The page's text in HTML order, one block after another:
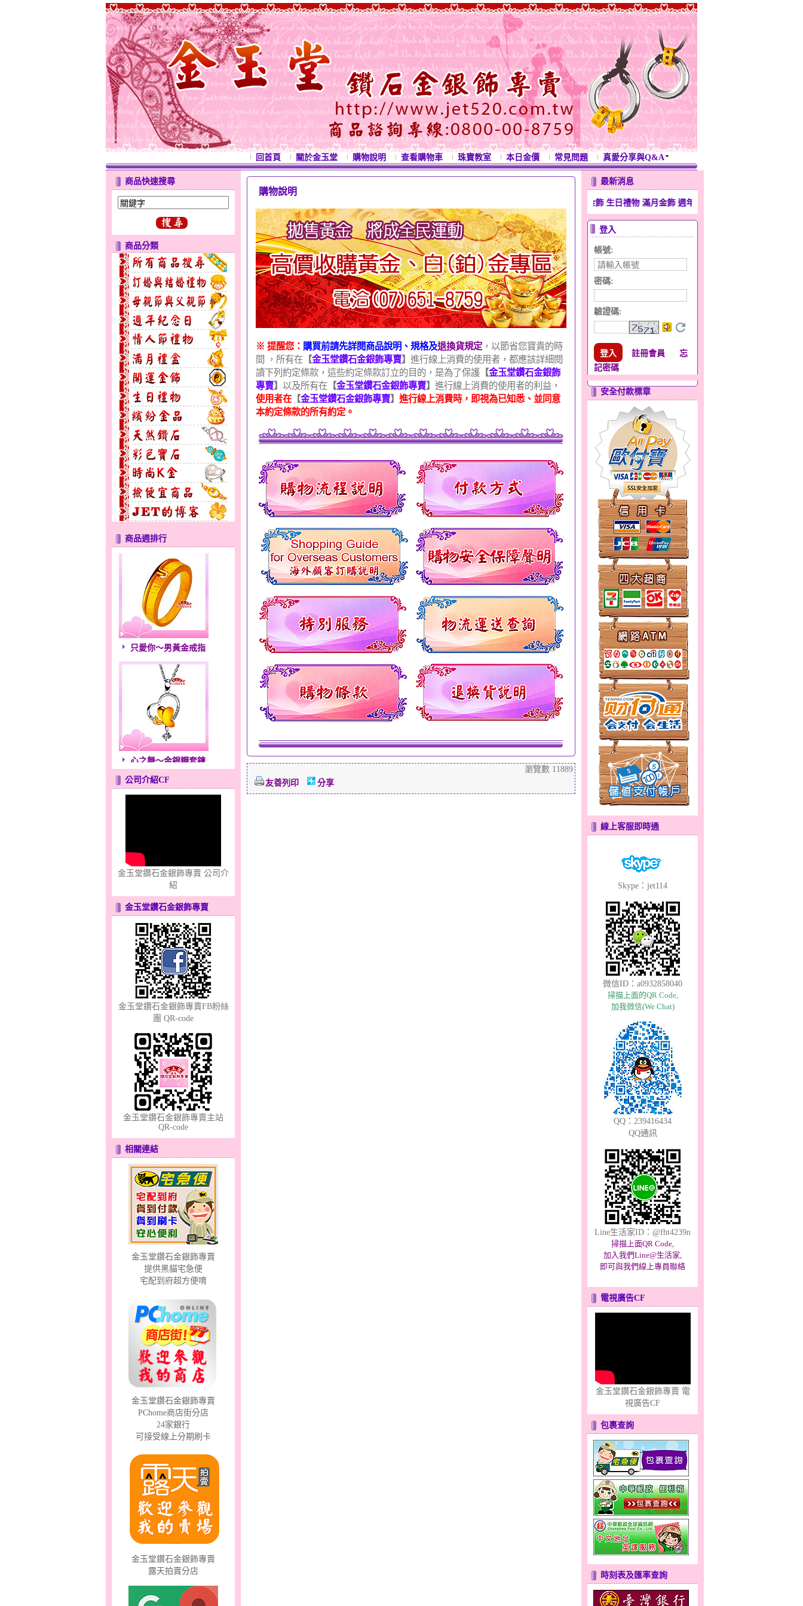
回首頁 關於金玉堂 購物說明 查看購物車 珠寶教室 本日金價 常見問題 真愛分享與Q&A
商品快速搜尋
商品分類
商品週排行
無限之愛～男黃金戒指
花顏綻放～黃金套鍊
只愛你～男黃金戒指
心之舞～金銀鋼套鍊
幸福洋溢～金銀鋼套鍊
分享愛～金銀鋼套鍊
貓頭鷹～黃金耳環
幸福祈願～金銀鋼套鍊
夢想幸福～男黃金戒指
愛情邱比特～金銀鋼套鍊
公司介紹CF
金玉堂鑽石金銀飾專賣 公司介
紹
金玉堂鑽石金銀飾專賣
金玉堂鑽石金銀飾專賣FB粉絲
團 QR-code
金玉堂鑽石金銀飾專賣主站
QR-code
相關連結
金玉堂鑽石金銀飾專賣
提供黑貓宅急便
宅配到府超方便唷
金玉堂鑽石金銀飾專賣
PChome商店街分店
24家銀行
可接受線上分期刷卡
金玉堂鑽石金銀飾專賣
露天拍賣分店
購物說明
※ 提醒您： 購買前請先詳閱商品說明、規格及退換貨規定 ，以節省您寶貴的時
間 ，所有在 【金玉堂鑽石金銀飾專賣】 進行線上消費的使用者，都應該詳細閱
讀下列約定條款，這些約定條款訂立的目的，是為了保護 【金玉堂鑽石金銀飾
專賣】 以及所有在 【金玉堂鑽石金銀飾專賣】 進行線上消費的使用者的利益，
使用者在 【金玉堂鑽石金銀飾專賣】 進行線上消費時，即視為已知悉、並同意
本約定條款的所有約定。
瀏覽數 11889
友善列印
分享
最新消息
西洋情人節禮物 母親節禮物 七夕情人節禮物 白色情人節禮物 結婚金飾 彌月金飾 生日禮物 滿月金飾 週年紀念禮物 開運金飾 新年禮物
登入
帳號:
密碼:
驗證碼:
註冊會員
忘
記密碼
安全付款標章
線上客服即時通
Skype：jet114
微信ID：a0932858040
掃描上面的QR Code,
加我微信(We Chat)
QQ：239416434
QQ通訊
Line生活家ID：@fht4239n
掃描上面QR Code,
加入我們Line@生活家,
即可與我們線上專員聯絡
電視廣告CF
金玉堂鑽石金銀飾專賣 電
視廣告CF
包裹查詢
時刻表及匯率查詢